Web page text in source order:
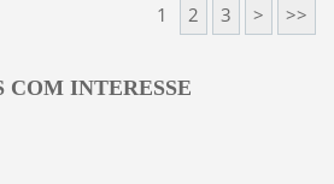
1 2 3 > >>
COM INTERESSE